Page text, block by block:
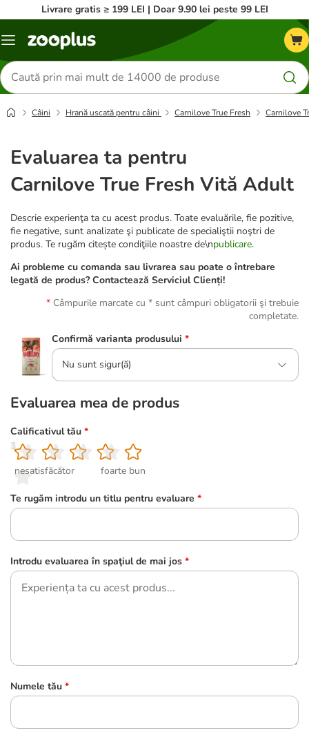
Livrare gratis ≥ 199 LEI | Doar 9.90 lei peste 99 LEI
Categorii
Căutare
produse
Câini Hrană uscată pentru câini Carnilove True Fresh Carnilove
Evaluarea ta pentru
Carnilove True Fresh Vită Adult
Descrie experienţa ta cu acest produs. Toate evaluările, fie pozitive,
fie negative, sunt analizate şi publicate de specialiştii noştri de
produs. Te rugăm citește condiţiile noastre de\npublicare.
Ai probleme cu comanda sau livrarea sau poate o întrebare
legată de produs? Contactează Serviciul Clienți!
Câmpurile marcate cu * sunt câmpuri obligatorii şi trebuie
completate.
Confirmă varianta produsului *
Nu sunt sigur(ă)
Evaluarea mea de produs
Calificativul tău *
1
nesatisfăcător
2
3
4
5
foarte bun
Te rugăm introdu un titlu pentru evaluare *
Introdu evaluarea în spaţiul de mai jos *
Numele tău *